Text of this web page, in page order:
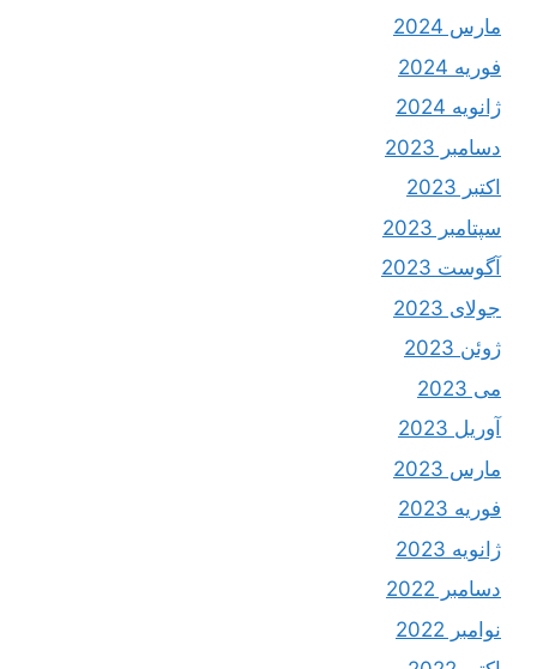
مارس 2024
فوریه 2024
ژانویه 2024
دسامبر 2023
اکتبر 2023
سپتامبر 2023
آگوست 2023
جولای 2023
ژوئن 2023
می 2023
آوریل 2023
مارس 2023
فوریه 2023
ژانویه 2023
دسامبر 2022
نوامبر 2022